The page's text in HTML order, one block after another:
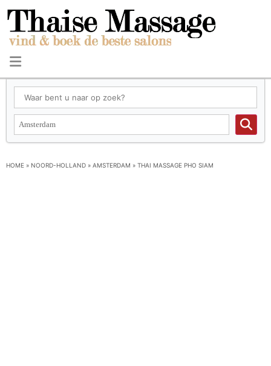
HOME » NOORD-HOLLAND » AMSTERDAM » THAI MASSAGE PHO SIAM